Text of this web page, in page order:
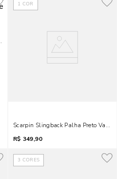
Salto Agulha Bege Vanilla
1 COR
Scarpin Slingback Palha Preto
R$ 349,90
3 CORES